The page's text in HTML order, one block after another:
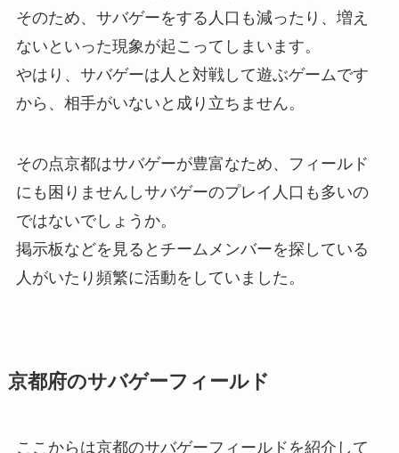
そのため、サバゲーをする人口も減ったり、増え
ないといった現象が起こってしまいます。
やはり、サバゲーは人と対戦して遊ぶゲームです
から、相手がいないと成り立ちません。
その点京都はサバゲーが豊富なため、フィールド
にも困りませんしサバゲーのプレイ人口も多いの
ではないでしょうか。
掲示板などを見るとチームメンバーを探している
人がいたり頻繁に活動をしていました。
京都府のサバゲーフィールド
ここからは京都のサバゲーフィールドを紹介して